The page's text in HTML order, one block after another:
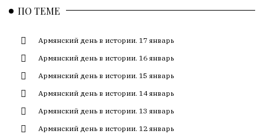
ПО ТЕМЕ
Армянский день в истории. 17 январь
Армянский день в истории. 16 январь
Армянский день в истории. 15 январь
Армянский день в истории. 14 январь
Армянский день в истории. 13 январь
Армянский день в истории. 12 январь